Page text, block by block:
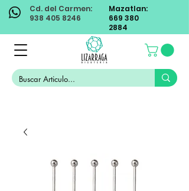
Cd. del Carmen:
938 405 8246
Mazatlan:
669 380
2884